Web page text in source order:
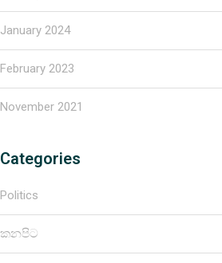
January 2024
February 2023
November 2021
Categories
Politics
කනපිට